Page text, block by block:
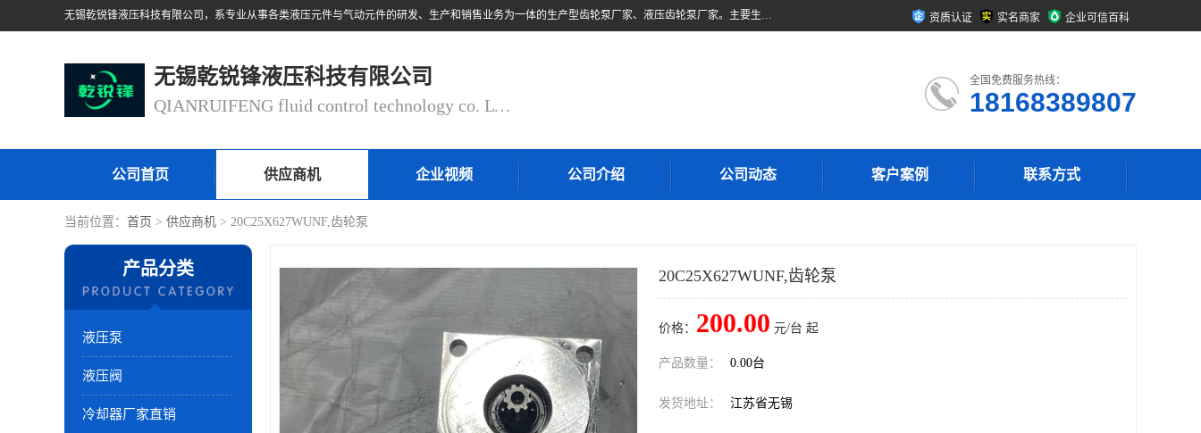
无锡乾锐锋液压科技有限公司，系专业从事各类液压元件与气动元件的研发、生产和销售业务为一体的生产型齿轮泵厂家、液压齿轮泵厂家。主要生产销售风冷式冷却器、液压油风冷却器，冷却器厂家直销、齿轮泵型号、齿轮泵厂家排名详情可来电咨询！ 资质认证 实名商家 企业可信百科
无锡乾锐锋液压科技有限公司
QIANRUIFENG fluid control technology co. LTD
全国免费服务热线：
18168389807
公司首页 供应商机 企业视频 公司介绍 公司动态 客户案例 联系方式
当前位置： 首页 > 供应商机 > 20C25X627WUNF,齿轮泵
产品分类
液压泵
液压阀
冷却器厂家直销
20C25X627WUNF,齿轮泵
价格： 200.00 元/台 起
产品数量： 0.00台
发货地址： 江苏省无锡